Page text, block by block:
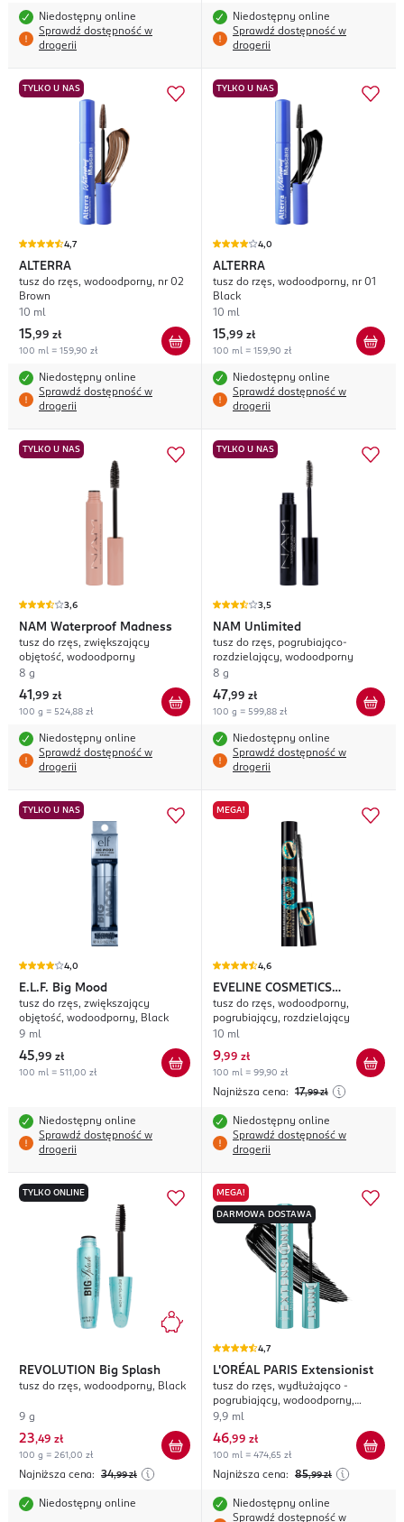
Niedostępny online
Sprawdź dostępność w
drogerii
Niedostępny online
Sprawdź dostępność w
drogerii
TYLKO U NAS
4,7
ALTERRA
tusz do rzęs, wodoodporny, nr 02
Brown
10 ml
15,99 zł
100 ml = 159,90 zł
Niedostępny online
Sprawdź dostępność w
drogerii
TYLKO U NAS
4,0
ALTERRA
tusz do rzęs, wodoodporny, nr 01
Black
10 ml
15,99 zł
100 ml = 159,90 zł
Niedostępny online
Sprawdź dostępność w
drogerii
TYLKO U NAS
3,6
NAM Waterproof Madness
tusz do rzęs, zwiększający
objętość, wodoodporny
8 g
41 ,99 zł
100 g = 524,88 zł
Niedostępny online
Sprawdź dostępność w
drogerii
TYLKO U NAS
3,5
NAM Unlimited
tusz do rzęs, pogrubiająco-
rozdzielający, wodoodporny
8 g
47,99 zł
100 g = 599,88 zł
Niedostępny online
Sprawdź dostępność w
drogerii
TYLKO U NAS
4,0
E.L.F. Big Mood
tusz do rzęs, zwiększający
objętość, wodoodporny, Black
9 ml
45,99 zł
100 ml = 511,00 zł
Niedostępny online
Sprawdź dostępność w
drogerii
MEGA!
4,6
EVELINE COSMETICS
Extension Volume
tusz do rzęs, wodoodporny,
pogrubiający, rozdzielający
10 ml
9,99 zł
100 ml = 99,90 zł
Najniższa cena: 17,99 zł
Niedostępny online
Sprawdź dostępność w
drogerii
TYLKO ONLINE
REVOLUTION Big Splash
tusz do rzęs, wodoodporny, Black
9 g
23,49 zł
100 g = 261,00 zł
Najniższa cena: 34,99 zł
Niedostępny online
MEGA!
DARMOWA DOSTAWA
4,7
L'ORÉAL PARIS Extensionist
tusz do rzęs, wydłużająco -
pogrubiający, wodoodporny,
Czarny
9,9 ml
46,99 zł
100 ml = 474,65 zł
Najniższa cena: 85,99 zł
Niedostępny online
Sprawdź dostępność w